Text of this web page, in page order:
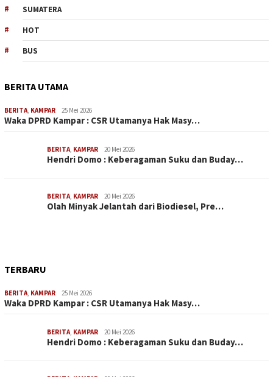
SUMATERA
HOT
BUS
BERITA UTAMA
BERITA, KAMPAR 25 Mei 2026
Waka DPRD Kampar : CSR Utamanya Hak Masy…
BERITA, KAMPAR 20 Mei 2026
Hendri Domo : Keberagaman Suku dan Buday…
BERITA, KAMPAR 20 Mei 2026
Olah Minyak Jelantah dari Biodiesel, Pre…
TERBARU
BERITA, KAMPAR 25 Mei 2026
Waka DPRD Kampar : CSR Utamanya Hak Masy…
BERITA, KAMPAR 20 Mei 2026
Hendri Domo : Keberagaman Suku dan Buday…